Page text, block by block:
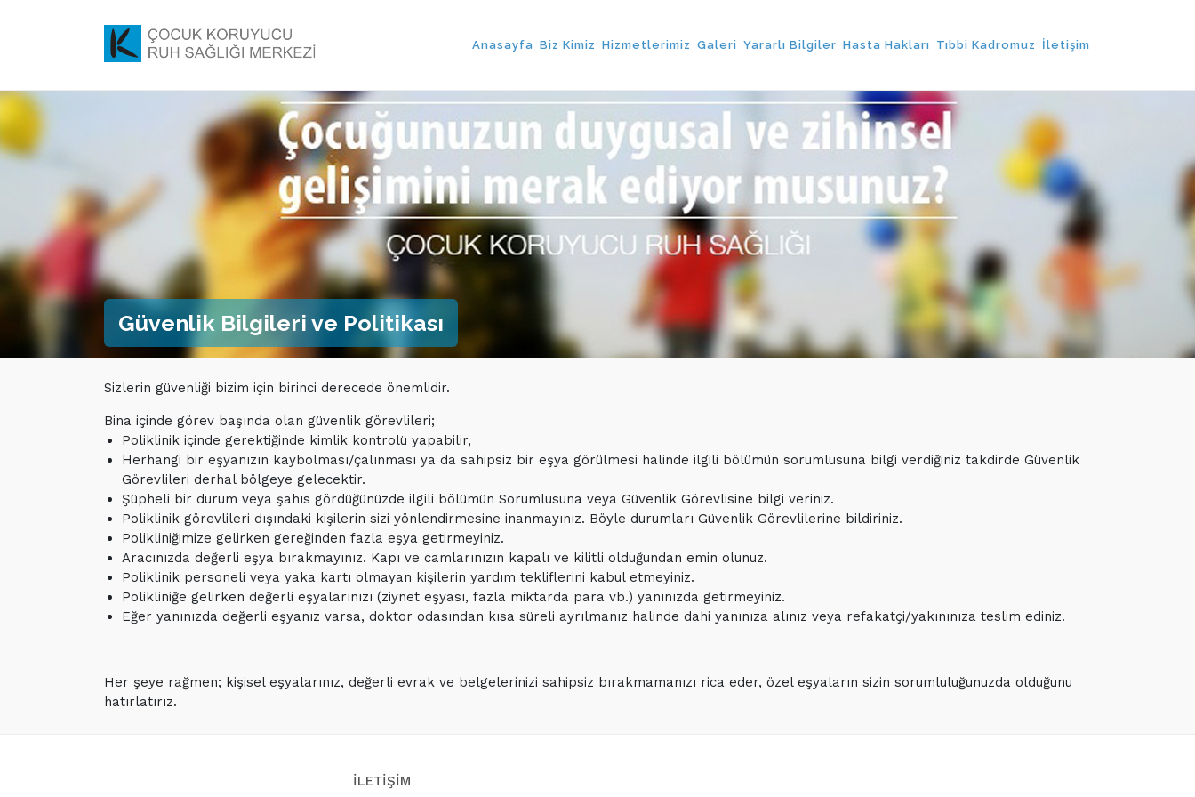
Anasayfa Biz Kimiz Hizmetlerimiz Galeri Yararlı Bilgiler Hasta Hakları Tıbbi Kadromuz İletişim
Güvenlik Bilgileri ve Politikası
Sizlerin güvenliği bizim için birinci derecede önemlidir.
Bina içinde görev başında olan güvenlik görevlileri;
Poliklinik içinde gerektiğinde kimlik kontrolü yapabilir,
Herhangi bir eşyanızın kaybolması/çalınması ya da sahipsiz bir eşya görülmesi halinde ilgili bölümün sorumlusuna bilgi verdiğiniz takdirde Güvenlik
Görevlileri derhal bölgeye gelecektir.
Şüpheli bir durum veya şahıs gördüğünüzde ilgili bölümün Sorumlusuna veya Güvenlik Görevlisine bilgi veriniz.
Poliklinik görevlileri dışındaki kişilerin sizi yönlendirmesine inanmayınız. Böyle durumları Güvenlik Görevlilerine bildiriniz.
Polikliniğimize gelirken gereğinden fazla eşya getirmeyiniz.
Aracınızda değerli eşya bırakmayınız. Kapı ve camlarınızın kapalı ve kilitli olduğundan emin olunuz.
Poliklinik personeli veya yaka kartı olmayan kişilerin yardım tekliflerini kabul etmeyiniz.
Polikliniğe gelirken değerli eşyalarınızı (ziynet eşyası, fazla miktarda para vb.) yanınızda getirmeyiniz.
Eğer yanınızda değerli eşyanız varsa, doktor odasından kısa süreli ayrılmanız halinde dahi yanınıza alınız veya refakatçi/yakınınıza teslim ediniz.
Her şeye rağmen; kişisel eşyalarınız, değerli evrak ve belgelerinizi sahipsiz bırakmamanızı rica eder, özel eşyaların sizin sorumluluğunuzda olduğunu
hatırlatırız.
İLETİŞİM